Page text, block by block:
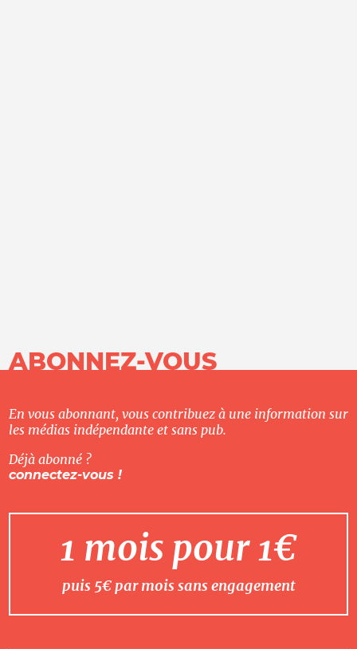
ABONNEZ-VOUS
En vous abonnant, vous contribuez à une information sur
les médias indépendante et sans pub.
Déjà abonné ?
connectez-vous !
1 mois pour 1€
puis 5€ par mois sans engagement